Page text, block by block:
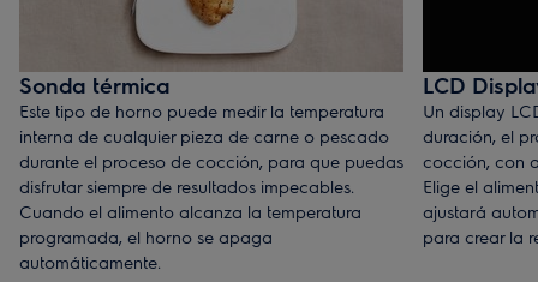
Sonda térmica
Este tipo de horno puede medir la temperatura
interna de cualquier pieza de carne o pescado
durante el proceso de cocción, para que puedas
disfrutar siempre de resultados impecables.
Cuando el alimento alcanza la temperatura
programada, el horno se apaga
automáticamente.
LCD
Un display
duración, el
cocción, con
Elige el
ajustará
para crear la